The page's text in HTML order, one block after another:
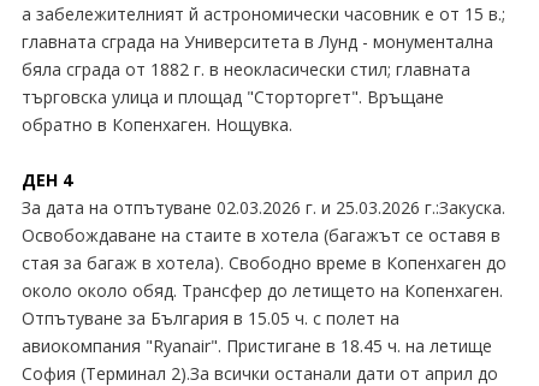
а забележителният й астрономически часовник е от 15 в.;
главната сграда на Университета в Лунд - монумeнтална
бяла сграда от 1882 г. в неокласически стил; главната
търговска улица и площад "Сторторгет". Връщане
обратно в Копенхаген. Нощувка.
ДЕН 4
За дата на отпътуване 02.03.2026 г. и 25.03.2026 г.:Закуска.
Освобождаване на стаите в хотела (багажът се оставя в
стая за багаж в хотела). Свободно време в Копенхаген до
около около обяд. Трансфер до летището на Копенхаген.
Отпътуване за България в 15.05 ч. с полет на
авиокомпания "Ryanair". Пристигане в 18.45 ч. на летище
София (Терминал 2).За всички останали дати от април до